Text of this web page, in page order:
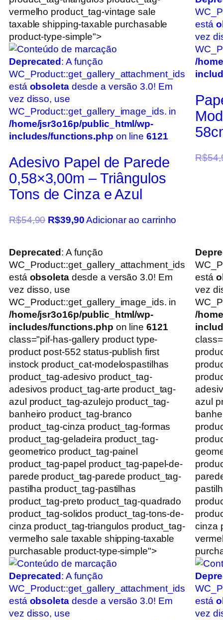
vermelho product_tag-vintage sale
taxable shipping-taxable purchasable
product-type-simple">
Deprecated : A função
WC_Product::get_gallery_attachment_ids
está obsoletadesde a versão 3.0! Em
vez disso, use
WC_Product::get_gallery_image_ids. in
/home/jsr3o16p/public_html/wp-
includes/functions.php on line 6121
Adesivo Papel de Parede
0,58×3,00m – Triângulos
Tons de Cinza e Azul
R$54,90 R$39,90 Adicionar ao carrinho
está
vez
/
R$
Deprecated : A função
WC_Product::get_gallery_attachment_ids
está obsoletadesde a versão 3.0! Em
vez disso, use
WC_Product::get_gallery_image_ids. in
/home/jsr3o16p/public_html/wp-
includes/functions.php on line 6121
class="pif-has-gallery product type-
product post-552 status-publish first
instock product_cat-modelospastilhas
product_tag-adesivo product_tag-
adesivos product_tag-arte product_tag-
azul product_tag-azulejo product_tag-
banheiro product_tag-branco
product_tag-cinza product_tag-formas
product_tag-geladeira product_tag-
geometrico product_tag-painel
product_tag-papel product_tag-papel-de-
parede product_tag-parede product_tag-
pastilha product_tag-pastilhas
product_tag-preto product_tag-quadrado
product_tag-solidos product_tag-tons-de-
cinza product_tag-triangulos product_tag-
vermelho sale taxable shipping-taxable
purchasable product-type-simple">
Deprecated : A função
WC_Product::get_gallery_attachment_ids
está obsoletadesde a versão 3.0! Em
vez disso, use
está
vez
/
azul
cinza
está
vez